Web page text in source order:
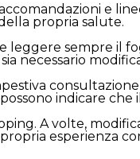
e
propria salute.
leggere sempre il
necessario
indicare che
A volte,
esperienza